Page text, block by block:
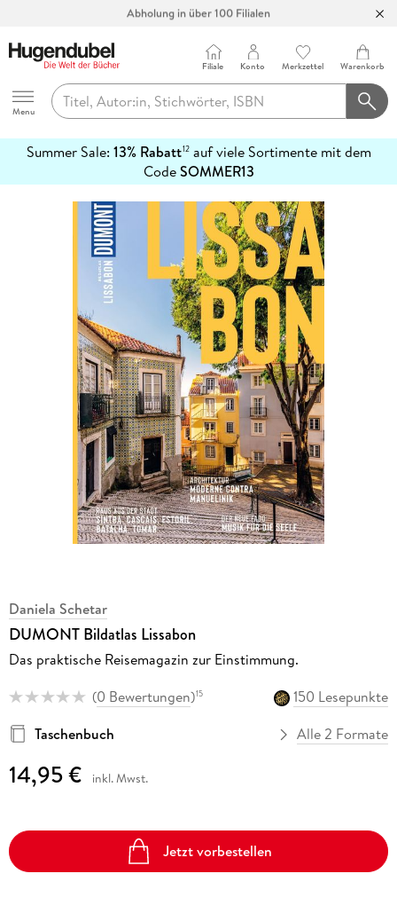
Abholung in über 100 Filialen
Hugendubel
Menu
Filiale Konto Merkzettel Warenkorb
Summer Sale: 13% Rabatt12auf viele Sortimente mit dem
CodeSOMMER13
erfahren
Daniela Schetar
DUMONT Bildatlas Lissabon
Das praktische Reisemagazin zur Einstimmung.
(0 Bewertungen)15
150 Lesepunkte
Taschenbuch
Alle 2 Formate
14,95 € inkl. Mwst.
Jetzt vorbestellen